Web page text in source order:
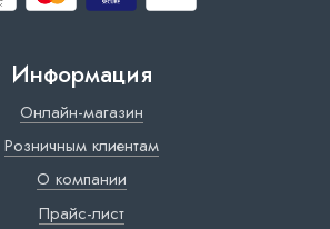
Информация
Онлайн-магазин
Розничным клиентам
О компании
Прайс-лист